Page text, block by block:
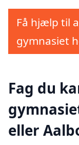
Få hjælp til
gymnasiet
Fag du
eller